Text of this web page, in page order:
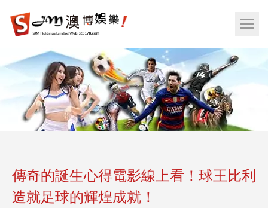
娛
樂
百
樂|
樂
透
網
站
傳奇的誕生心得電影線上看！球王比利
造就足球的輝煌成就！